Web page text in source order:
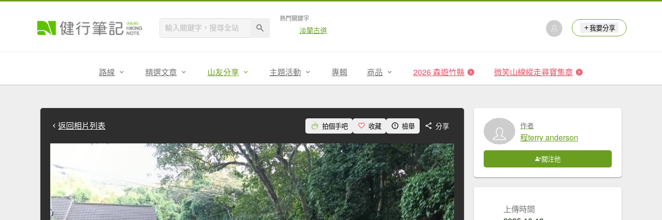
熱門關鍵字
淡蘭古道 我要分享
路線 精選文章 山友分享 主題活動 專輯 商品 2026 森遊竹縣 微笑山線縱走尋寶集章
返回相片列表 拍個手吧 收藏 檢舉 分享 作者
程terry anderson
關注他
上傳時間